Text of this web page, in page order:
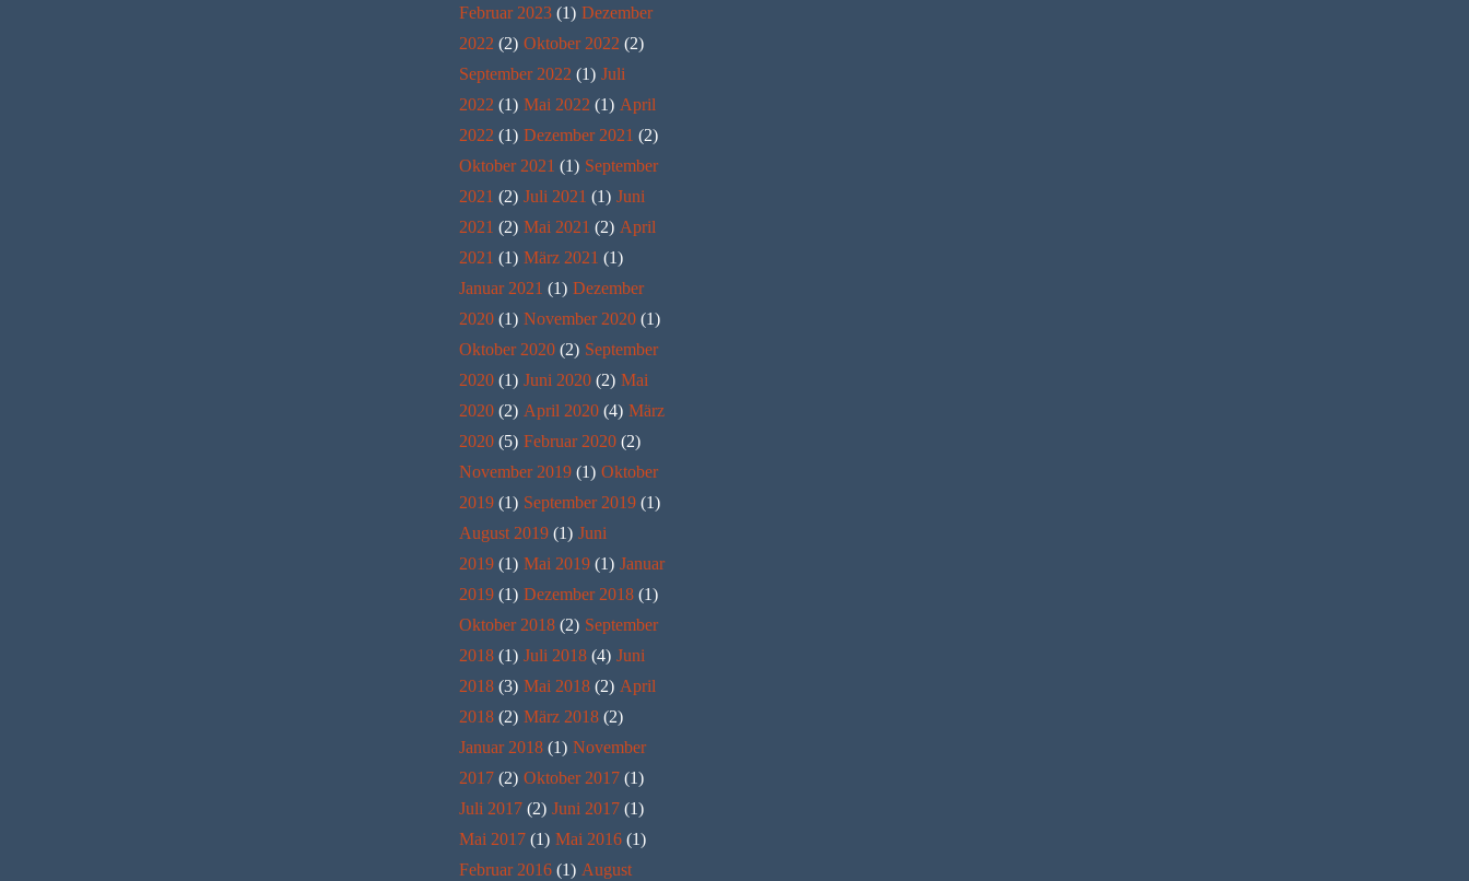
Februar 2023 (1) Dezember
2022 (2) Oktober 2022 (2)
September 2022 (1) Juli
2022 (1) Mai 2022 (1) April
2022 (1) Dezember 2021 (2)
Oktober 2021 (1) September
2021 (2) Juli 2021 (1) Juni
2021 (2) Mai 2021 (2) April
2021 (1) März 2021 (1)
Januar 2021 (1) Dezember
2020 (1) November 2020 (1)
Oktober 2020 (2) September
2020 (1) Juni 2020 (2) Mai
2020 (2) April 2020 (4) März
2020 (5) Februar 2020 (2)
November 2019 (1) Oktober
2019 (1) September 2019 (1)
August 2019 (1) Juni
2019 (1) Mai 2019 (1) Januar
2019 (1) Dezember 2018 (1)
Oktober 2018 (2) September
2018 (1) Juli 2018 (4) Juni
2018 (3) Mai 2018 (2) April
2018 (2) März 2018 (2)
Januar 2018 (1) November
2017 (2) Oktober 2017 (1)
Juli 2017 (2) Juni 2017 (1)
Mai 2017 (1) Mai 2016 (1)
Februar 2016 (1) August